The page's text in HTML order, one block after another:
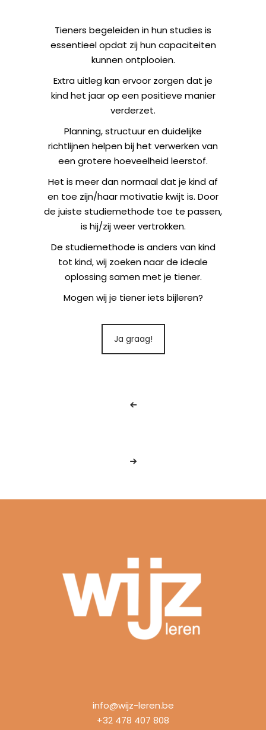
Tieners begeleiden in hun studies is
essentieel opdat zij hun capaciteiten
kunnen ontplooien.
Extra uitleg kan ervoor zorgen dat je
kind het jaar op een positieve manier
verderzet.
Planning, structuur en duidelijke
richtlijnen helpen bij het verwerken van
een grotere hoeveelheid leerstof.
Het is meer dan normaal dat je kind af
en toe zijn/haar motivatie kwijt is. Door
de juiste studiemethode toe te passen,
is hij/zij weer vertrokken.
De studiemethode is anders van kind
tot kind, wij zoeken naar de ideale
oplossing samen met je tiener.
Mogen wij je tiener iets bijleren?
Ja graag!
info@wijz-leren.be
+32 478 407 808